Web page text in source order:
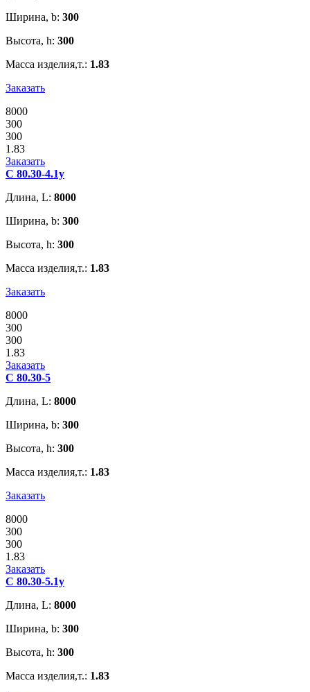
Ширина, b: 300
Высота, h: 300
Масса изделия,т.: 1.83
Заказать
8000
300
300
1.83
Заказать
С 80.30-4.1у
Длина, L: 8000
Ширина, b: 300
Высота, h: 300
Масса изделия,т.: 1.83
Заказать
8000
300
300
1.83
Заказать
С 80.30-5
Длина, L: 8000
Ширина, b: 300
Высота, h: 300
Масса изделия,т.: 1.83
Заказать
8000
300
300
1.83
Заказать
С 80.30-5.1у
Длина, L: 8000
Ширина, b: 300
Высота, h: 300
Масса изделия,т.: 1.83